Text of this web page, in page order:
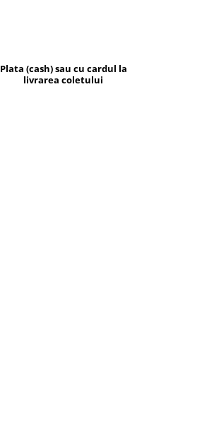
Plata (cash) sau cu cardul la
livrarea coletului